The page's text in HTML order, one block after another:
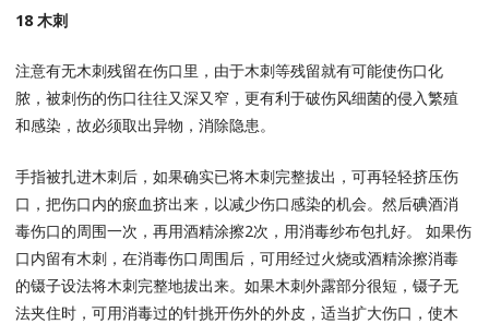
18 木刺
注意有无木刺残留在伤口里，由于木刺等残留就有可能使伤口化
脓，被刺伤的伤口往往又深又窄，更有利于破伤风细菌的侵入繁殖
和感染，故必须取出异物，消除隐患。
手指被扎进木刺后，如果确实已将木刺完整拔出，可再轻轻挤压伤
口，把伤口内的瘀血挤出来，以减少伤口感染的机会。然后碘酒消
毒伤口的周围一次，再用酒精涂擦2次，用消毒纱布包扎好。 如果伤
口内留有木刺，在消毒伤口周围后，可用经过火烧或酒精涂擦消毒
的镊子设法将木刺完整地拔出来。如果木刺外露部分很短，镊子无
法夹住时，可用消毒过的针挑开伤外的外皮，适当扩大伤口，使木